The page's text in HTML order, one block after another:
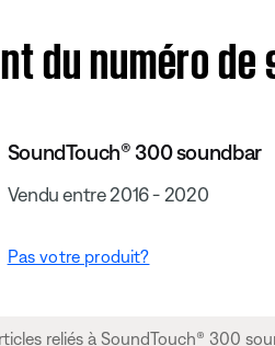
du numéro
SoundTouch® 300 soundbar
Vendu entre 2016 - 2020
Pas votre produit?